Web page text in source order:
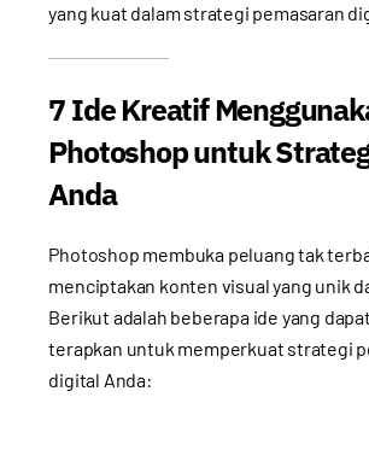
yang kuat dalam strategi pemasaran
7 Ide Kreatif
Photoshop untuk
Anda
Photoshop membuka peluang tak
menciptakan konten visual yang unik
Berikut adalah beberapa ide yang
terapkan untuk memperkuat strategi
digital Anda: